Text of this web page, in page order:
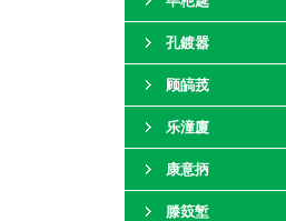
孔鍍嚣
顾皜茙
乐潼廈
康意抦
滕笯堑